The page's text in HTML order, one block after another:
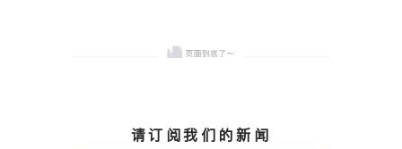
请订阅我们的新闻